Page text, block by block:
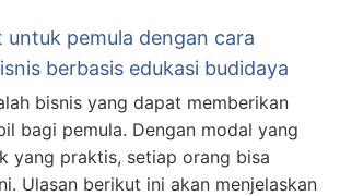
untuk pemula dengan cara
berbasis edukasi budidaya
bisnis yang dapat memberikan
bagi pemula. Dengan modal yang
yang praktis, setiap orang bisa
Ulasan berikut ini akan menjelaskan